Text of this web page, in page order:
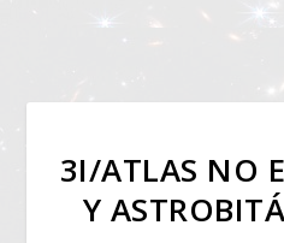
3I/ATLAS NO
Y